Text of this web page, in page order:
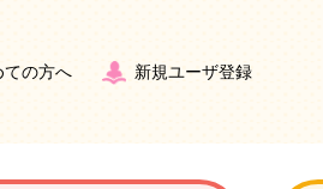
ての方へ 新規ユーザ登録